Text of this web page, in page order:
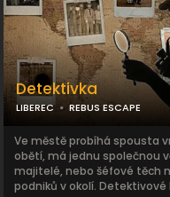
Detektivka
LIBEREC REBUS ESCAPE
Ve městě probíhá spousta
obětí, má jednu společnou
majitelé, nebo šéfové těch
podniků v okolí. Detektivové